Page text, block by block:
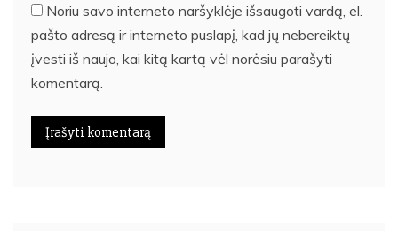
Noriu savo interneto naršyklėje išsaugoti vardą, el.
pašto adresą ir interneto puslapį, kad jų nebereiktų
įvesti iš naujo, kai kitą kartą vėl norėsiu parašyti
komentarą.